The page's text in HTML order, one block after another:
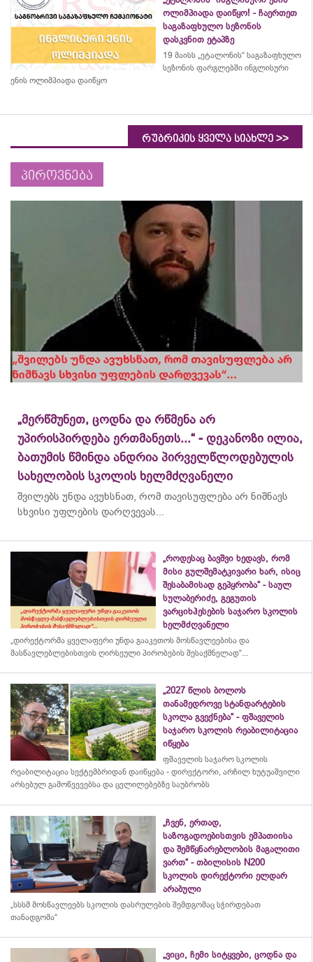
ოლიმპიადა დაიწყო! - ჩაერთეთ
საგაზაფხულო სეზონის
დასკვნით ეტაპზე
19 მაისს „ეტალონის“ საგაზაფხულო
სეზონის ფარგლებში ინგლისური
ენის ოლიმპიადა დაიწყო
რუბრიკის ყველა სიახლე >>
პიროვნება
„მერწმუნეთ, ცოდნა და რწმენა არ
უპირისპირდება ერთმანეთს...“ - დეკანოზი ილია,
ბათუმის წმინდა ანდრია პირველწლოდებულის
სახელობის სკოლის ხელმძღვანელი
შვილებს უნდა ავუხსნათ, რომ თავისუფლება არ ნიშნავს
სხვისი უფლების დარღვევას...
„როდესაც ბავშვი ხედავს, რომ
მისი გულშემატკივარი ხარ, ისიც
შესაბამისად გეპყრობა“ - საულ
სულაბერიძე, გეგუთის
ვარციხჰესების საჯარო სკოლის
ხელმძღვანელი
„დირექტორმა ყველაფერი უნდა გააკეთოს მოსწავლეებისა და
მასწავლებლებისთვის ღირსეული პირობების შესაქმნელად“...
„2027 წლის ბოლოს
თანამედროვე სტანდარტების
სკოლა გვექნება“ - ფშაველის
საჯარო სკოლის რეაბილიტაცია
იწყება
ფშაველის საჯარო სკოლის
რეაბილიტაცია სექტემბრიდან დაიწყება - დირექტორი, არჩილ ხუტუაშვილი
არსებულ გამოწვევებსა და ცვლილებებზე საუბრობს
„ჩვენ, ერთად,
საზოგადოებისთვის ემპათიისა
და შემწყნარებლობის მაგალითი
ვართ“ - თბილისის N200
სკოლის დირექტორი ელდარ
არაბული
„სსსმ მოსწავლეებს სკოლის დასრულების შემდგომაც სჭირდებათ
თანადგომა“
„ვიცი, ჩემი სიტყვები, ცოდნა და